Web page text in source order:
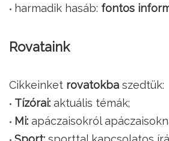
harmadik hasáb: fontos
Rovataink
Cikkeinket rovatokba szedtük:
Tízórai: aktuális témák;
Mi: apáczaisokról